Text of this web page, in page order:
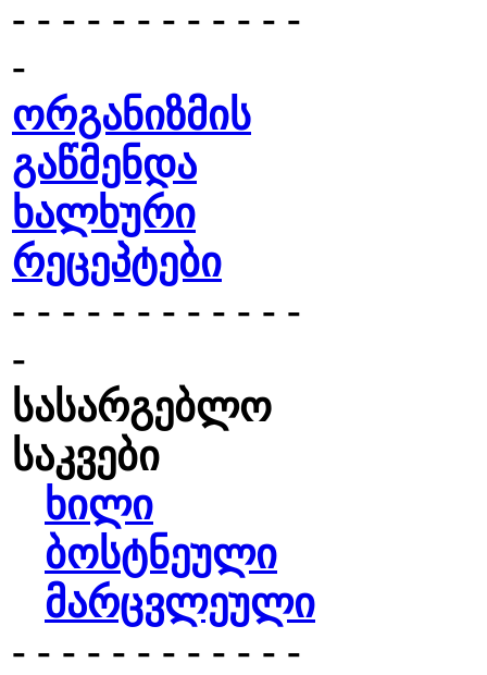
- - - - - - - - - - - -
-
ორგანიზმის
გაწმენდა
ხალხური
რეცეპტები
- - - - - - - - - - - -
-
სასარგებლო
საკვები
ხილი
ბოსტნეული
მარცვლეული
- - - - - - - - - - - -